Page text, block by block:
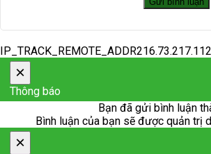
×
Thông báo
Bạn đã gửi bình luận
Bình luận của bạn sẽ được quản trị
×